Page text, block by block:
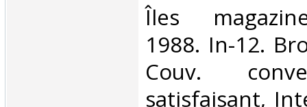
‎Îles
1988. In-12.
Couv.
satisfaisant,